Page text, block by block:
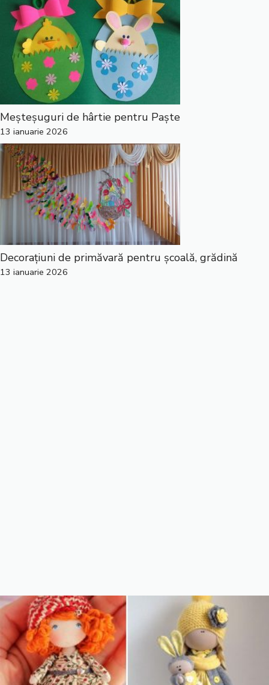
Meșteșuguri de hârtie pentru Paște
13 ianuarie 2026
Decorațiuni de primăvară pentru școală, grădină
13 ianuarie 2026